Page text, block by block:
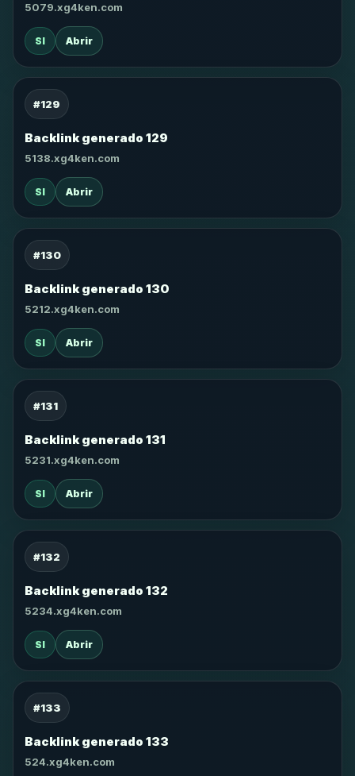
5079.xg4ken.com
SI Abrir
#129
Backlink generado 129
5138.xg4ken.com
SI Abrir
#130
Backlink generado 130
5212.xg4ken.com
SI Abrir
#131
Backlink generado 131
5231.xg4ken.com
SI Abrir
#132
Backlink generado 132
5234.xg4ken.com
SI Abrir
#133
Backlink generado 133
524.xg4ken.com